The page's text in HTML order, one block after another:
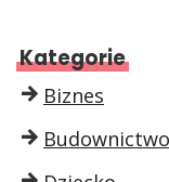
Kategorie
Biznes
Budownictwo